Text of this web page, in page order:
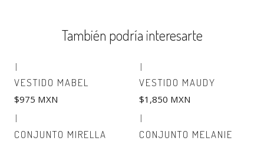
También podría interesarte
|
VESTIDO MABEL
$975 MXN
|
VESTIDO MAUDY
$1,850 MXN
|
CONJUNTO MIRELLA
|
CONJUNTO MELANIE